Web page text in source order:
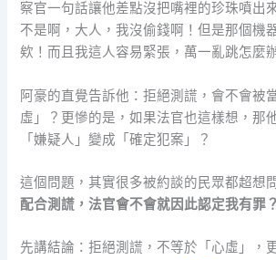
察官一句話讓他差點沒把嘴裡的珍珠噴
不是啊，大人，我沒偷錢啊！但是那個機
欸！而且我這人容易緊張，萬一亂跳怎麼辦
阿豪的直覺告訴他：拒絕測謊，會不會被
虛」？更慘的是，如果法官也這樣想，那
「嫌疑人」變成「確定犯案」？
這個問題，其實很多被約談的民眾都超
配合測謊，法官會不會就因此認定我有罪？
先講結論：拒絕測謊，不等於「心虛」，